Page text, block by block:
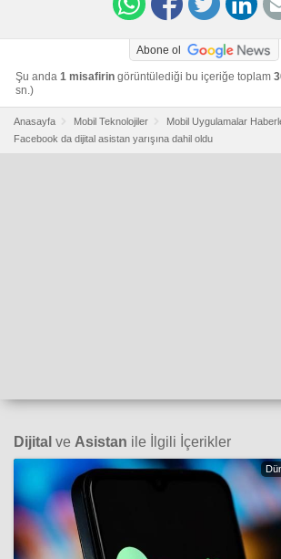
Abone ol
Şu anda 1 misafirin görüntülediği bu içeriğe toplam
sn.)
Anasayfa Mobil Teknolojiler
Mobil Uygulamalar
Facebook da dijital asistan yarışına dahil oldu
Dijital ve Asistan ile İlgili İçerikler